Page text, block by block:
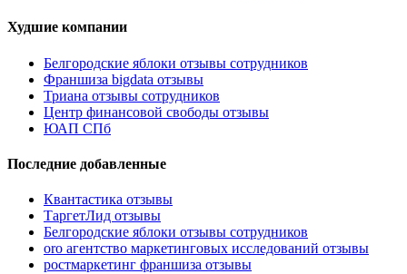
Худшие компании
Белгородские яблоки отзывы сотрудников
Франшиза bigdata отзывы
Триана отзывы сотрудников
Центр финансовой свободы отзывы
ЮАП СПб
Последние добавленные
Квантастика отзывы
ТаргетЛид отзывы
Белгородские яблоки отзывы сотрудников
oro агентство маркетинговых исследований отзывы
ростмаркетинг франшиза отзывы